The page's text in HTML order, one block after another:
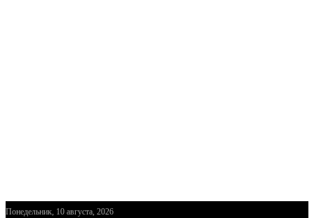
Понедельник, 10 августа, 2026